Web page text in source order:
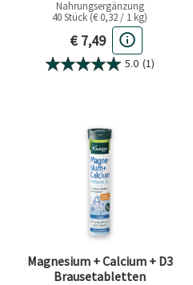
Nahrungsergänzung
40 Stück (€ 0,32 / 1 kg)
Aktueller Preis
€ 7,49
5.0 (1)
Magnesium + Calcium + D3
Brausetabletten